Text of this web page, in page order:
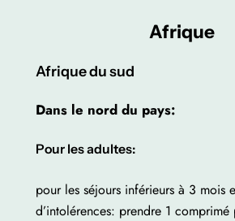
Afrique
Afrique du sud
Dans le nord du pays:
Pour les adultes:
pour les séjours inférieurs à 3 mois
d’intolérences: prendre 1 comprimé